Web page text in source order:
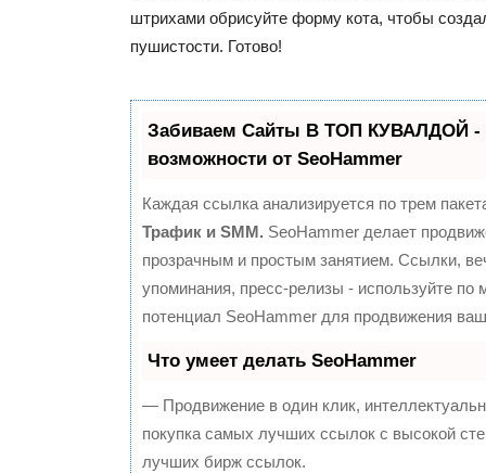
штрихами обрисуйте форму кота, чтобы
пушистости. Готово!
Забиваем Сайты В ТОП КУВАЛДОЙ -
возможности от SeoHammer
Каждая ссылка анализируется по трем
Трафик и SMM. SeoHammer делает
прозрачным и простым занятием. Ссылки,
упоминания, пресс-релизы - используйте по
потенциал SeoHammer для продвижения
Что умеет делать SeoHammer
— Продвижение в один клик,
покупка самых лучших ссылок с высокой
лучших бирж ссылок.